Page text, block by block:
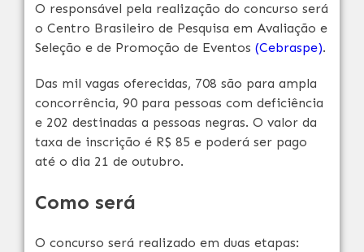
O responsável pela realização do concurso será
o Centro Brasileiro de Pesquisa em Avaliação e
Seleção e de Promoção de Eventos (Cebraspe).
Das mil vagas oferecidas, 708 são para ampla
concorrência, 90 para pessoas com deficiência
e 202 destinadas a pessoas negras. O valor da
taxa de inscrição é R$ 85 e poderá ser pago
até o dia 21 de outubro.
Como será
O concurso será realizado em duas etapas: